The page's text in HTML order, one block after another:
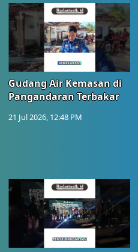
Gudang Air Kemasan di
Pangandaran Terbakar
21 Jul 2026, 12:48 PM